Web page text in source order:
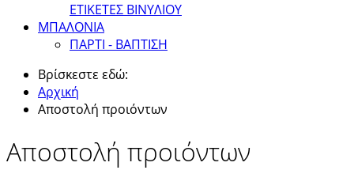
ΕΤΙΚΕΤΕΣ ΒΙΝΥΛΙΟΥ
ΜΠΑΛΟΝΙΑ
ΠΑΡΤΙ - ΒΑΠΤΙΣΗ
Βρίσκεστε εδώ:
Αρχική
Αποστολή προιόντων
Αποστολή προιόντων